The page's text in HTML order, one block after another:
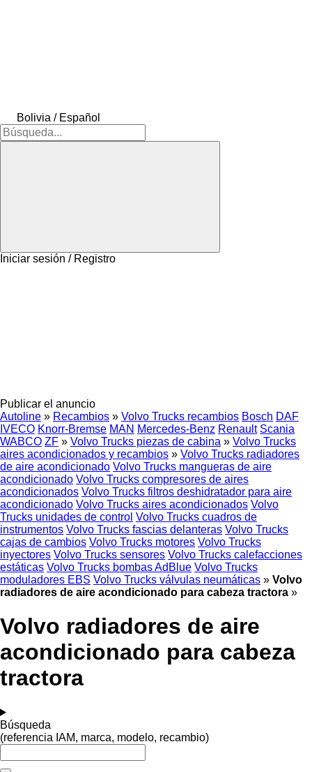
Bolivia / Español
Iniciar sesión / Registro
Publicar el anuncio
Autoline » Recambios » Volvo Trucks recambios Bosch DAF
IVECO Knorr-Bremse MAN Mercedes-Benz Renault Scania
WABCO ZF » Volvo Trucks piezas de cabina » Volvo Trucks
aires acondicionados y recambios » Volvo Trucks radiadores
de aire acondicionado Volvo Trucks mangueras de aire
acondicionado Volvo Trucks compresores de aires
acondicionados Volvo Trucks filtros deshidratador para aire
acondicionado Volvo Trucks aires acondicionados Volvo
Trucks unidades de control Volvo Trucks cuadros de
instrumentos Volvo Trucks fascias delanteras Volvo Trucks
cajas de cambios Volvo Trucks motores Volvo Trucks
inyectores Volvo Trucks sensores Volvo Trucks calefacciones
estáticas Volvo Trucks bombas AdBlue Volvo Trucks
moduladores EBS Volvo Trucks válvulas neumáticas » Volvo
radiadores de aire acondicionado para cabeza tractora »
Volvo radiadores de aire
acondicionado para cabeza
tractora
Búsqueda
(referencia IAM, marca, modelo, recambio)